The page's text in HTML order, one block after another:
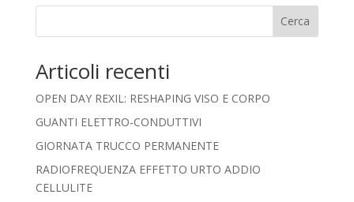
Cerca
Articoli recenti
OPEN DAY REXIL: RESHAPING VISO E CORPO
GUANTI ELETTRO-CONDUTTIVI
GIORNATA TRUCCO PERMANENTE
RADIOFREQUENZA EFFETTO URTO ADDIO
CELLULITE